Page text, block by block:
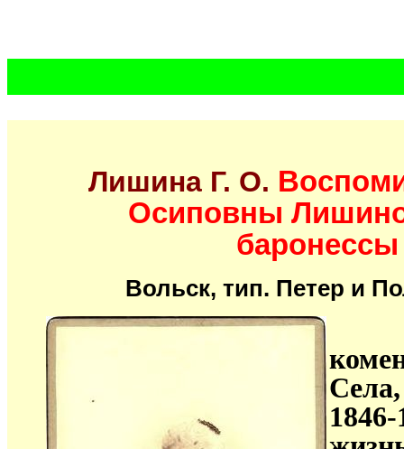
Лишина Г. О.
Осиповны
Вольск, тип. Петер и